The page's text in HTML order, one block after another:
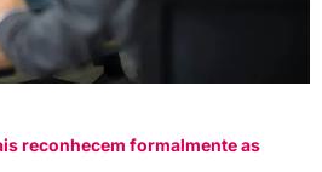
reconhecem formalmente as